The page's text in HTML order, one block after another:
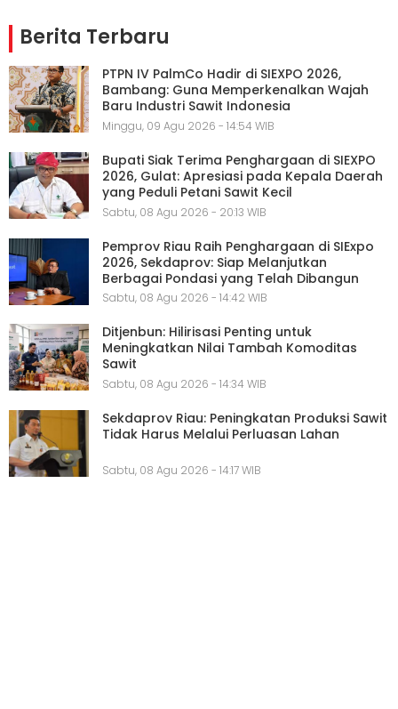
Berita Terbaru
PTPN IV PalmCo Hadir di SIEXPO 2026,
Bambang: Guna Memperkenalkan Wajah
Baru Industri Sawit Indonesia
Minggu, 09 Agu 2026 - 14:54 WIB
Bupati Siak Terima Penghargaan di SIEXPO
2026, Gulat: Apresiasi pada Kepala Daerah
yang Peduli Petani Sawit Kecil
Sabtu, 08 Agu 2026 - 20:13 WIB
Pemprov Riau Raih Penghargaan di SIExpo
2026, Sekdaprov: Siap Melanjutkan
Berbagai Pondasi yang Telah Dibangun
Sabtu, 08 Agu 2026 - 14:42 WIB
Ditjenbun: Hilirisasi Penting untuk
Meningkatkan Nilai Tambah Komoditas
Sawit
Sabtu, 08 Agu 2026 - 14:34 WIB
Sekdaprov Riau: Peningkatan Produksi Sawit
Tidak Harus Melalui Perluasan Lahan
Sabtu, 08 Agu 2026 - 14:17 WIB